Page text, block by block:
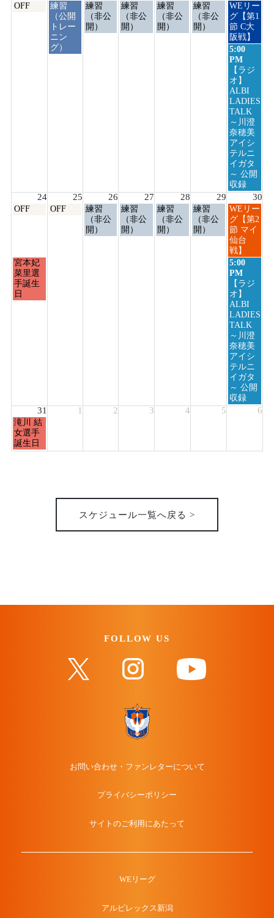
月
OFF
火
曜
日,
8
月
練習
（公開
トレー
ニン
グ）
水
曜
日,
練習
（非公
開）
木
曜
日,
練習
（非公
開）
金
曜
日,
練習
（非公
開）
土
曜
日,
練習
（非公
開）
日
曜
日,
8
月
23rd
2026
WEリー
グ【第1
節 C大
阪戦】
日
曜
日,
8
月
23rd
2026
5:00
PM
【ラジ
オ】
ALBI
LADIES
TALK
～川澄
奈穂美
アイシ
テルニ
イガタ
～ 公開
収録
24 25 26 27 28 29 30
月
24th
2026
OFF
火
OFF
水
曜
日,
練習
（非公
開）
木
曜
日,
練習
（非公
開）
金
曜
日,
練習
（非公
開）
土
曜
日,
練習
（非公
開）
日
曜
日,
8
月
30th
2026
WEリー
グ【第2
節 マイ
仙台
戦】
月
曜
日,
8
宮本妃
菜里選
手誕生
日
日
曜
日,
8
月
30th
2026
5:00
PM
【ラジ
オ】
ALBI
LADIES
TALK
～川澄
奈穂美
アイシ
テルニ
イガタ
～ 公開
収録
31 1 2 3 4 5 6
月
曜
日,
8
滝川 結
女選手
誕生日
スケジュール一覧へ戻る >
FOLLOW US
お問い合わせ・ファンレターについて
プライバシーポリシー
サイトのご利用にあたって
WEリーグ
アルビレックス新潟